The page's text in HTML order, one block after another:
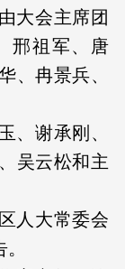
大会主席团
邢祖军、唐
、冉景兵、
、谢承刚、
吴云松和主
人大常委会